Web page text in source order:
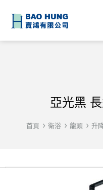
亞光黑
首頁 衛浴 龍頭 升